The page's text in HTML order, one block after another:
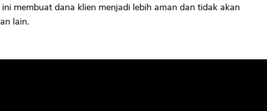
membuat dana klien menjadi lebih aman dan tidak akan
lain.